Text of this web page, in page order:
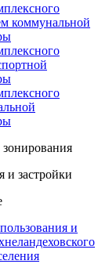
коммунальной
и застройки
и